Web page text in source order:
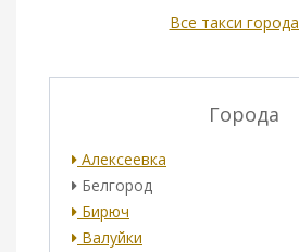
Все такси города
Города
Алексеевка
Белгород
Бирюч
Валуйки